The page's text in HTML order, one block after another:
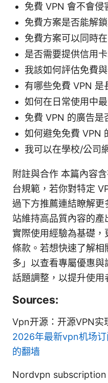
免費 VPN 會不會侵
免費方案是否能解
免費方案可以同時
是否需要提供信用
我該如何評估免費
有哪些免費 VPN 是
如何在日常使用中
免費 VPN 的廣告是
如何避免免費 VPN
我可以在學校/公司
附註與合作 本篇內容
台規範，若你對特定
過下方推薦連結瞭解更
站維持高品質內容的
實際使用經驗為基礎
條款。若想快速了解
多」以查看專屬優惠
話題調整，以提升使用
Sources:
Vpn开源：开源VPN实
2026年最新vpn机场
的翻墙
Nordvpn